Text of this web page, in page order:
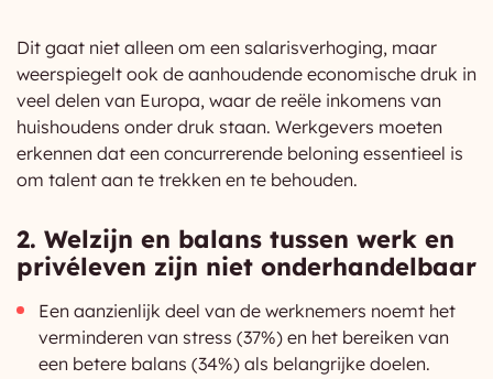
Dit gaat niet alleen om een salarisverhoging, maar
weerspiegelt ook de aanhoudende economische druk in
veel delen van Europa, waar de reële inkomens van
huishoudens onder druk staan. Werkgevers moeten
erkennen dat een concurrerende beloning essentieel is
om talent aan te trekken en te behouden.
2. Welzijn en balans tussen werk en
privéleven zijn niet onderhandelbaar
Een aanzienlijk deel van de werknemers noemt het
verminderen van stress (37%) en het bereiken van
een betere balans (34%) als belangrijke doelen.